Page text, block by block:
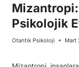
Psikolojik
Otantik Psikoloji Mart